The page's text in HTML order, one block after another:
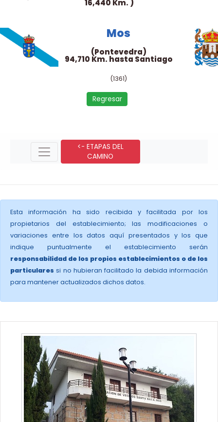
16,440 Km. )
Mos
(Pontevedra)
94,710 Km. hasta Santiago
(1361)
Regresar
<- ETAPAS DEL
CAMINO
Esta información ha sido recibida y facilitada por los
propietarios del establecimiento; las modificaciones o
variaciones entre los datos aquí presentados y los que
indique puntualmente el establecimiento serán
responsabilidad de los propios establecimientos o de los
particulares si no hubieran facilitado la debida información
para mantener actualizados dichos datos.